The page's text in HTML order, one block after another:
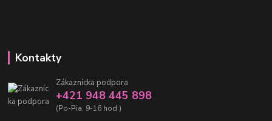
Kontakty
Zákaznícka podpora
+421 948 445 898
(Po-Pia, 9-16 hod.)